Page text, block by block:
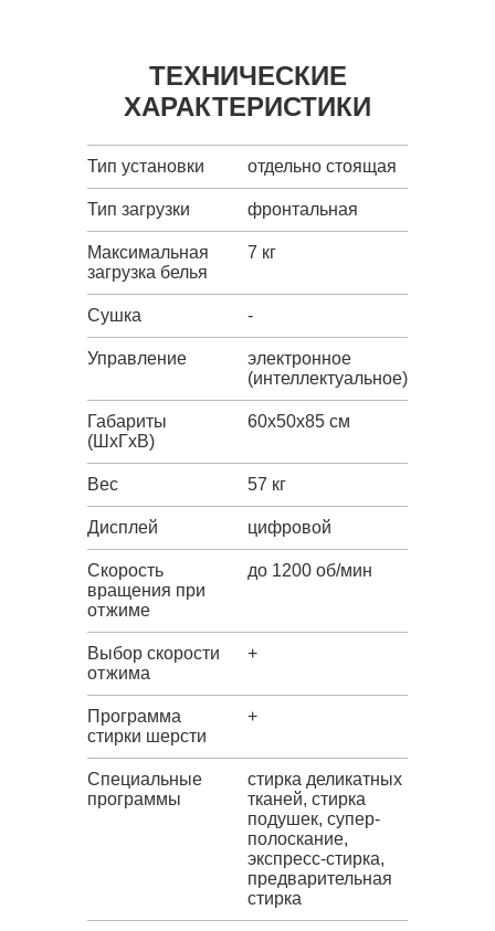
ТЕХНИЧЕСКИЕ
ХАРАКТЕРИСТИКИ
Тип установки отдельно стоящая
Тип загрузки фронтальная
Максимальная
загрузка белья
7 кг
Сушка -
Управление
электронное
(интеллектуальное)
Габариты
(ШxГxВ)
60x50x85 см
Вес 57 кг
Дисплей цифровой
Скорость
вращения при
отжиме
до 1200 об/мин
Выбор скорости
отжима
+
Программа
стирки шерсти
+
Специальные
программы
стирка деликатных
тканей, стирка
подушек, супер-
полоскание,
экспресс-стирка,
предварительная
стирка